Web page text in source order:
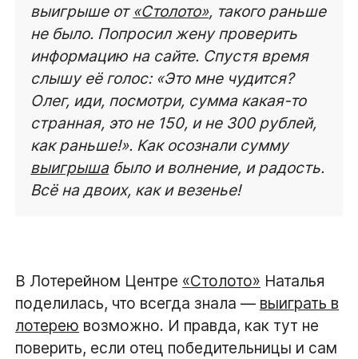
выигрыше от «Столото», такого раньше
не было. Попросил жену проверить
информацию на сайте. Спустя время
слышу её голос: «Это мне чудится?
Олег, иди, посмотри, сумма какая-то
странная, это не 150, и не 300 рублей,
как раньше!». Как осознали сумму
выигрышабыло и волнение, и радость.
Всё на двоих, как и везенье!
В Лотерейном Центре «Столото» Наталья
поделилась, что всегда знала — выиграть в
лотерею возможно. И правда, как тут не
поверить, если отец победительницы и сам